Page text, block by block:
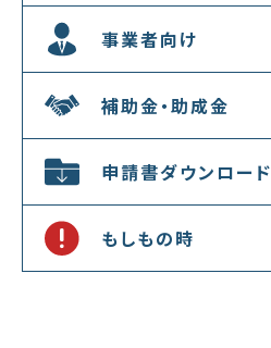
事業者向け
補助金・助成金
申請書ダウンロード
もしもの時